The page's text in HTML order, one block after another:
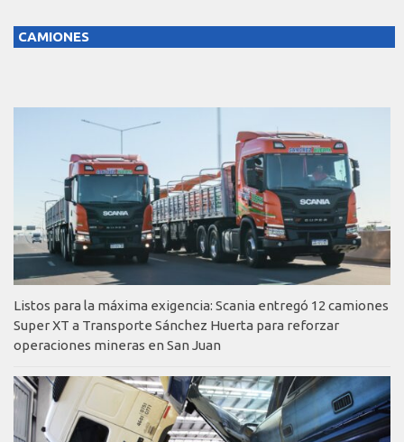
CAMIONES
Listos para la máxima exigencia: Scania entregó 12 camiones
Super XT a Transporte Sánchez Huerta para reforzar
operaciones mineras en San Juan